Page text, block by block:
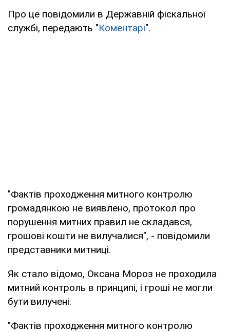
Про це повідомили в Державній фіскальної
службі, передають "Коментарі".
"Фактів проходження митного контролю
громадянкою не виявлено, протокол про
порушення митних правил не складався,
грошові кошти не вилучалися", - повідомили
представники митниці.
Як стало відомо, Оксана Мороз не проходила
митний контроль в принципі, і гроші не могли
бути вилучені.
"Фактів проходження митного контролю